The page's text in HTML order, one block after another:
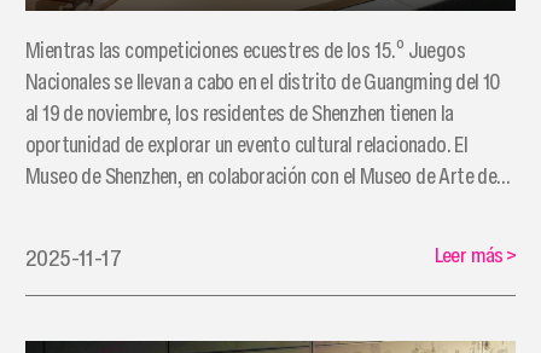
Mientras las competiciones ecuestres de los 15.º Juegos
Nacionales se llevan a cabo en el distrito de Guangming del 10
al 19 de noviembre, los residentes de Shenzhen tienen la
oportunidad de explorar un evento cultural relacionado. El
Museo de Shenzhen, en colaboración con el Museo de Arte de
arte antiguo.
2025-11-17 Leer más>